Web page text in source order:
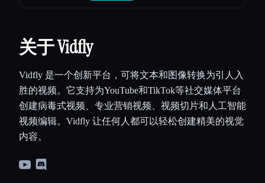
关于 Vidfly
Vidfly 是一个创新平台，可将文本和图像转换为引人入
胜的视频。它支持为YouTube和TikTok等社交媒体平台
创建病毒式视频、专业营销视频、视频切片和人工智能
视频编辑。Vidfly 让任何人都可以轻松创建精美的视觉
内容。